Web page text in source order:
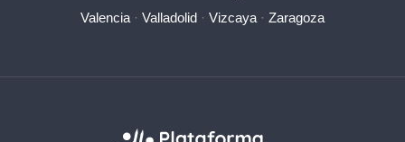
Valencia · Valladolid · Vizcaya · Zaragoza